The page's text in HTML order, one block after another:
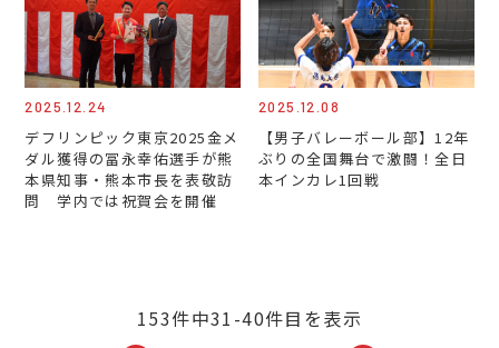
2025.12.24
デフリンピック東京2025金メ
ダル獲得の冨永幸佑選手が熊
本県知事・熊本市長を表敬訪
問 学内では祝賀会を開催
2025.12.08
【男子バレーボール部】12年
ぶりの全国舞台で激闘！全日
本インカレ1回戦
153件中31-40件目を表示